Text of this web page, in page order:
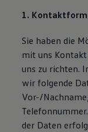
1.
Sie haben die
mit uns
uns zu richten.
wir folgende
Vor-/
der Daten